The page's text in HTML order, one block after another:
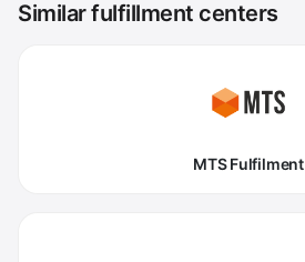
Similar fulfillment centers
MTS Fulfilment